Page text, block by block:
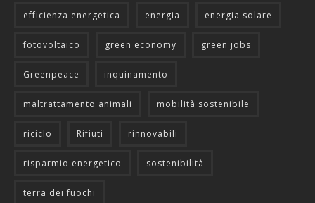
efficienza energetica energia energia solare
fotovoltaico green economy green jobs
Greenpeace inquinamento
maltrattamento animali mobilità sostenibile
riciclo Rifiuti rinnovabili
risparmio energetico sostenibilità
terra dei fuochi